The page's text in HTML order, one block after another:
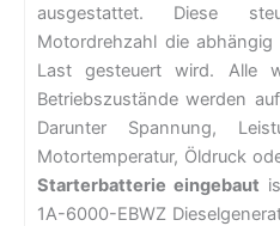
ausgestattet. Diese
Motordrehzahl die
Last gesteuert wird. Alle
Betriebszustände werden
Darunter Spannung,
Motortemperatur, Öldruck
Starterbatterie eingebaut
1A-6000-EBWZ